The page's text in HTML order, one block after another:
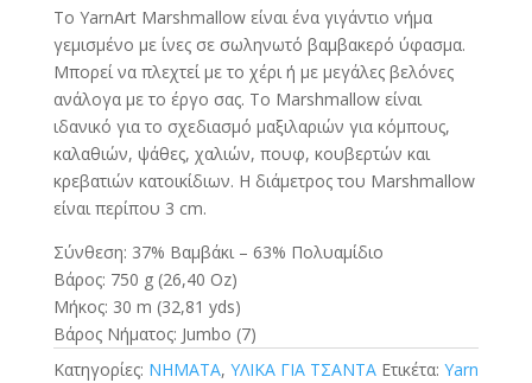
Το YarnArt Marshmallow είναι ένα γιγάντιο νήμα
γεμισμένο με ίνες σε σωληνωτό βαμβακερό ύφασμα.
Μπορεί να πλεχτεί με το χέρι ή με μεγάλες βελόνες
ανάλογα με το έργο σας. Το Marshmallow είναι
ιδανικό για το σχεδιασμό μαξιλαριών για κόμπους,
καλαθιών, ψάθες, χαλιών, πουφ, κουβερτών και
κρεβατιών κατοικίδιων. Η διάμετρος του Marshmallow
είναι περίπου 3 cm.
Σύνθεση: 37% Βαμβάκι – 63% Πολυαμίδιο
Βάρος: 750 g (26,40 Oz)
Μήκος: 30 m (32,81 yds)
Βάρος Νήματος: Jumbo (7)
Κατηγορίες: ΝΗΜΑΤΑ, ΥΛΙΚΑ ΓΙΑ ΤΣΑΝΤΑ Ετικέτα: Yarn